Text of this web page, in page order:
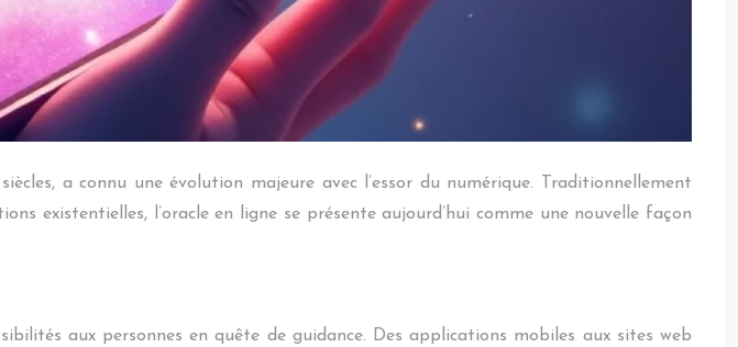
a connu une évolution majeure avec l’essor du numérique. Traditionnellement
existentielles, l’oracle en ligne se présente aujourd’hui comme une nouvelle façon
aux personnes en quête de guidance. Des applications mobiles aux sites web